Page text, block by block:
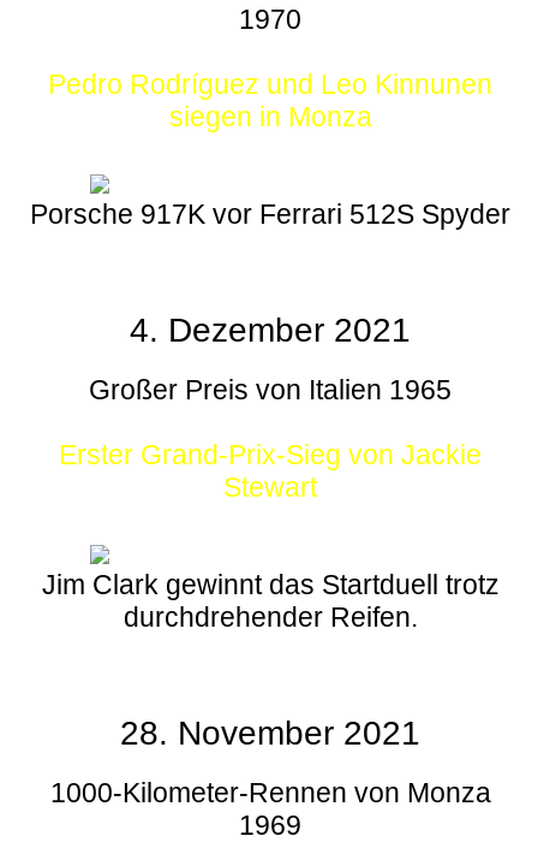
1970
Pedro Rodríguez und Leo Kinnunen
siegen in Monza
Porsche 917K vor Ferrari 512S Spyder
4. Dezember 2021
Großer Preis von Italien 1965
Erster Grand-Prix-Sieg von Jackie
Stewart
Jim Clark gewinnt das Startduell trotz
durchdrehender Reifen.
28. November 2021
1000-Kilometer-Rennen von Monza
1969